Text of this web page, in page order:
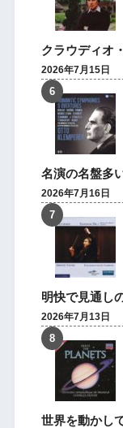
クラウディオ
2026年7月15日
名演の名盤多
2026年7月16日
明快で見通し
2026年7月13日
世界を動かし